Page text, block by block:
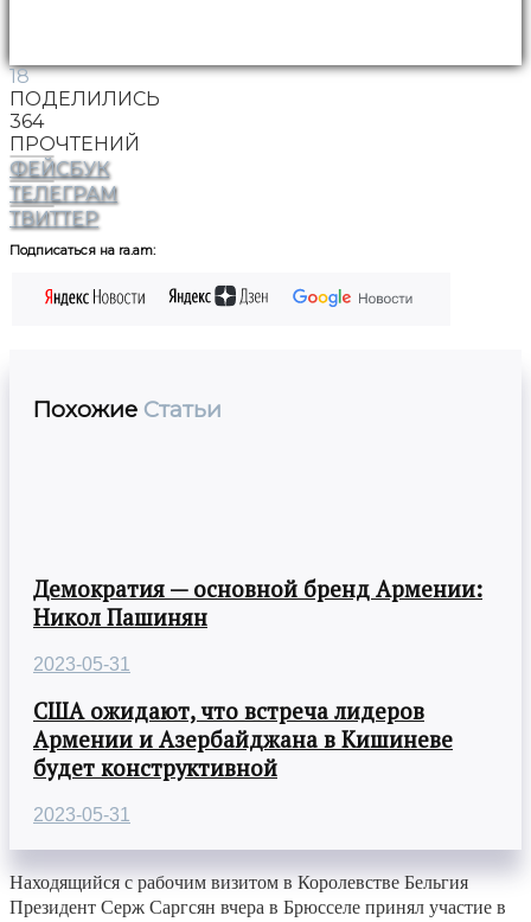
18
ПОДЕЛИЛИСЬ
364
ПРОЧТЕНИЙ
ФЕЙСБУК
ТЕЛЕГРАМ
ТВИТТЕР
Подписаться на ra.am:
Похожие Статьи
Демократия — основной бренд Армении:
Никол Пашинян
2023-05-31
США ожидают, что встреча лидеров
Армении и Азербайджана в Кишиневе
будет конструктивной
2023-05-31
Находящийся с рабочим визитом в Королевстве Бельгия
Президент Серж Саргсян вчера в Брюсселе принял участие в